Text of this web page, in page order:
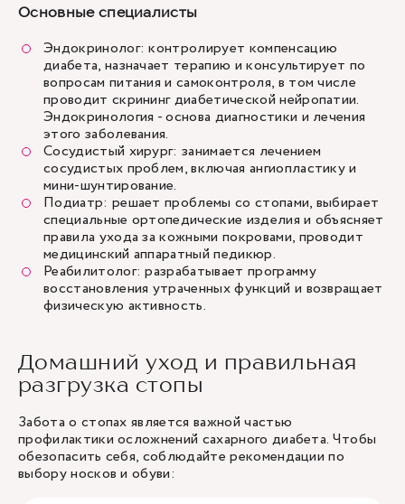
Основные специалисты
Эндокринолог: контролирует компенсацию
диабета, назначает терапию и консультирует по
вопросам питания и самоконтроля, в том числе
проводит скрининг диабетической нейропатии.
Эндокринология - основа диагностики и лечения
этого заболевания.
Сосудистый хирург: занимается лечением
сосудистых проблем, включая ангиопластику и
мини-шунтирование.
Подиатр: решает проблемы со стопами, выбирает
специальные ортопедические изделия и объясняет
правила ухода за кожными покровами, проводит
медицинский аппаратный педикюр.
Реабилитолог: разрабатывает программу
восстановления утраченных функций и возвращает
физическую активность.
Домашний уход и правильная
разгрузка стопы
Забота о стопах является важной частью
профилактики осложнений сахарного диабета. Чтобы
обезопасить себя, соблюдайте рекомендации по
выбору носков и обуви: